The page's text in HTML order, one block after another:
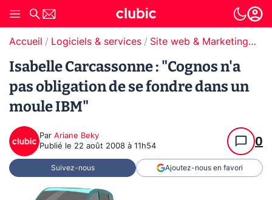
Accueil Logiciels & services Site web & Marketing Digital
Isabelle Carcassonne : "Cognos n'a
pas obligation de se fondre dans un
moule IBM"
Par Ariane Beky
Publié le 22 août 2008 à 11h54 0
Suivez-nous Ajoutez-nous en favori